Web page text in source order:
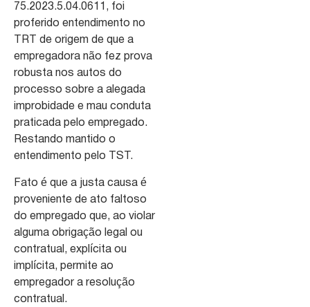
75.2023.5.04.0611, foi
proferido entendimento no
TRT de origem de que a
empregadora não fez prova
robusta nos autos do
processo sobre a alegada
improbidade e mau conduta
praticada pelo empregado.
Restando mantido o
entendimento pelo TST.
Fato é que a justa causa é
proveniente de ato faltoso
do empregado que, ao violar
alguma obrigação legal ou
contratual, explícita ou
implícita, permite ao
empregador a resolução
contratual.